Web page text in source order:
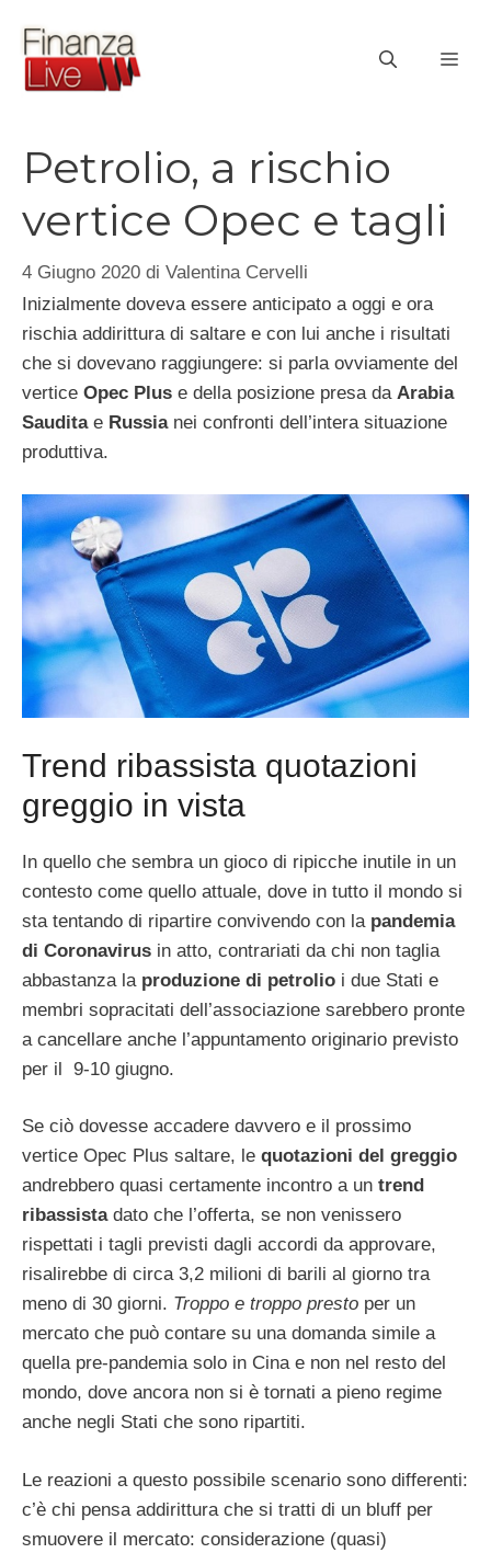
contenuto
Petrolio, a rischio
vertice Opec e tagli
4 Giugno 2020 di Valentina Cervelli
Inizialmente doveva essere anticipato a oggi e ora
rischia addirittura di saltare e con lui anche i risultati
che si dovevano raggiungere: si parla ovviamente del
vertice Opec Plus e della posizione presa da Arabia
Sauditae Russianei confronti dell’intera situazione
produttiva.
Trend ribassista quotazioni
greggio in vista
In quello che sembra un gioco di ripicche inutile in un
contesto come quello attuale, dove in tutto il mondo si
sta tentando di ripartire convivendo con la pandemia
di Coronavirus in atto, contrariati da chi non taglia
abbastanza laproduzione di petrolio i due Stati e
membri sopracitati dell’associazione sarebbero pronte
a cancellare anche l’appuntamento originario previsto
per il 9-10 giugno.
Se ciò dovesse accadere davvero e il prossimo
vertice Opec Plus saltare, le quotazioni del greggio
andrebbero quasi certamente incontro a un trend
ribassistadato che l’offerta, se non venissero
rispettati i tagli previsti dagli accordi da approvare,
risalirebbe di circa 3,2 milioni di barili al giorno tra
meno di 30 giorni. Troppo e troppo presto per un
mercato che può contare su una domanda simile a
quella pre-pandemia solo in Cina e non nel resto del
mondo, dove ancora non si è tornati a pieno regime
anche negli Stati che sono ripartiti.
Le reazioni a questo possibile scenario sono differenti:
c’è chi pensa addirittura che si tratti di un bluff per
smuovere il mercato: considerazione (quasi)